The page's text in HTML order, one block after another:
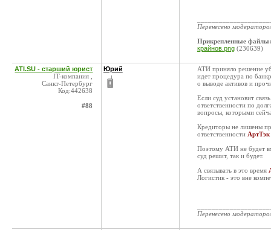
Перенесено
Прикрепленные файлы:
крайнов.png (230639)
ATI.SU - старший юрист
IT-компания ,
Санкт-Петербург
Код:442638
#88
Юрий
АТИ приняло решение
идет процедура по
о выводе активов и
Если суд установит
ответственности по
вопросы, которыми
Кредиторы не лишены
ответственности АртТэк
Поэтому АТИ не будет
суд решит, так и будет.
А связывать в это время
Логистик - это вне
Перенесено